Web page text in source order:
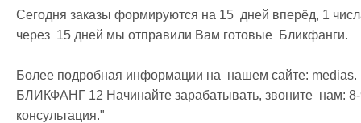
Сегодня заказы формируются на 15  дней вперёд, 1
через  15 дней мы отправили Вам готовые  Бликфанги.
Более подробная информации на  нашем сайте:
БЛИКФАНГ 12 Начинайте зарабатывать, звоните  нам:
консультация."